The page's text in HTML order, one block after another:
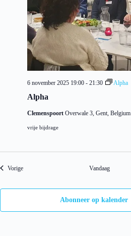
Alpha
6 november 2025 19:00 - 21:30 Alpha
Clemenspoort Overwale 3, Gent, Belgium
vrije bijdrage
VorigeEvenementen Vandaag
Abonneer op kalender